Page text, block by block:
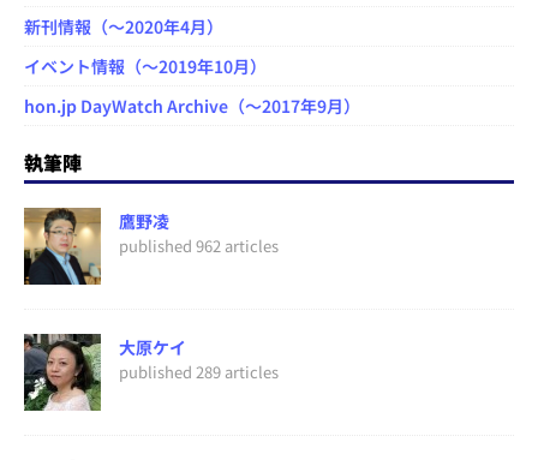
新刊情報（～2020年4月）
イベント情報（～2019年10月）
hon.jp DayWatch Archive（～2017年9月）
執筆陣
鷹野凌
published 962 articles
大原ケイ
published 289 articles